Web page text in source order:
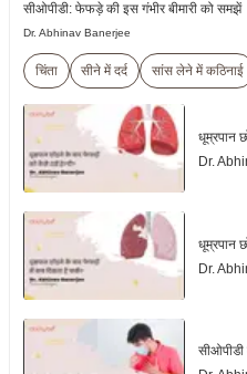
सीओपीडी: फेफड़े की इस गंभीर बीमारी को समझें
Dr. Abhinav Banerjee
चिंता सीने में दर्द सांस लेने में कठिनाई
धूम्रपान
Dr.
धूम्रपान
Dr.